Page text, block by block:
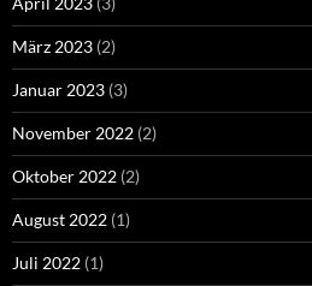
März 2023 (2)
Januar 2023 (3)
November 2022 (2)
Oktober 2022 (2)
August 2022 (1)
Juli 2022 (1)